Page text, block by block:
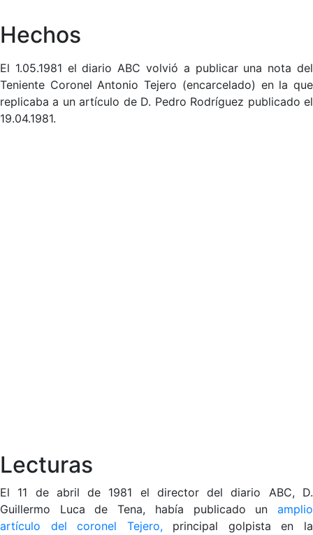
Hechos
El 1.05.1981 el diario ABC volvió a publicar una nota del
Teniente Coronel Antonio Tejero (encarcelado) en la que
replicaba a un artículo de D. Pedro Rodríguez publicado el
19.04.1981.
Lecturas
El 11 de abril de 1981 el director del diario ABC, D.
Guillermo Luca de Tena, había publicado un amplio
artículo del coronel Tejero, principal golpista en la